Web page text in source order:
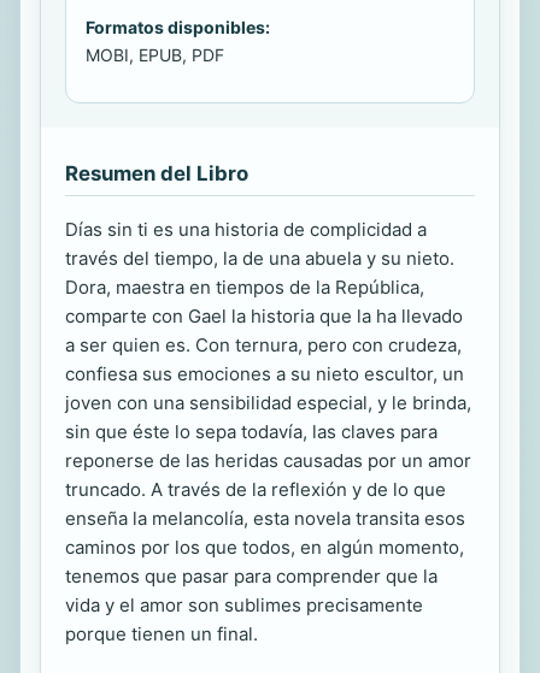
Formatos disponibles:
MOBI, EPUB, PDF
Resumen del Libro
Días sin ti es una historia de complicidad a
través del tiempo, la de una abuela y su nieto.
Dora, maestra en tiempos de la República,
comparte con Gael la historia que la ha llevado
a ser quien es. Con ternura, pero con crudeza,
confiesa sus emociones a su nieto escultor, un
joven con una sensibilidad especial, y le brinda,
sin que éste lo sepa todavía, las claves para
reponerse de las heridas causadas por un amor
truncado. A través de la reflexión y de lo que
enseña la melancolía, esta novela transita esos
caminos por los que todos, en algún momento,
tenemos que pasar para comprender que la
vida y el amor son sublimes precisamente
porque tienen un final.